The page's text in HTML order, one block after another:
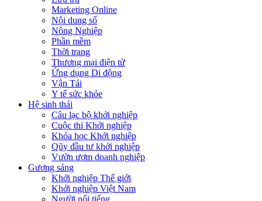
Marketing Online
Nội dung số
Nông Nghiệp
Phần mềm
Thời trang
Thương mại điện tử
Ứng dụng Di động
Vận Tải
Y tế sức khỏe
Hệ sinh thái
Câu lạc bộ khởi nghiệp
Cuộc thi Khởi nghiệp
Khóa học Khởi nghiệp
Qũy đầu tư khởi nghiệp
Vườn ươm doanh nghiệp
Gương sáng
Khởi nghiệp Thế giới
Khởi nghiệp Việt Nam
Người nổi tiếng